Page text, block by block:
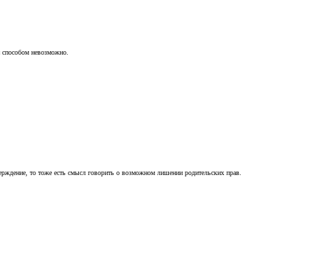
невозможно.
то тоже есть смысл говорить о возможном лишении родительских прав.